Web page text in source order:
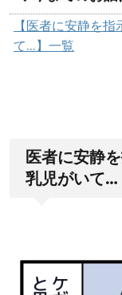
【医者に安静を
て…】一覧
医者に安静
乳児がいて…